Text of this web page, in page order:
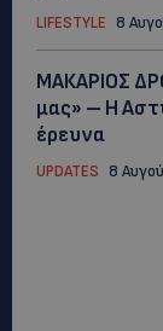
LIFESTYLE 8
ΜΑΚΑΡΙΟΣ
μας» – Η
έρευνα
UPDATES 8